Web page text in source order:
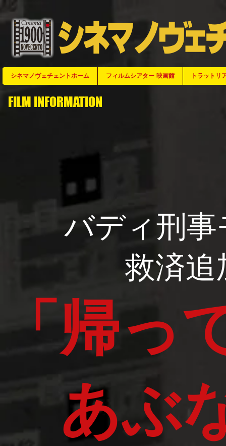
シネマノヴェチェントホーム フィルムシアター 映画館 トラット
シネマノヴェチェントホーム フィルムシアター 映画館 トラット
シネマノヴェチェントホーム フィルムシアター 映画館 トラット
シネマノヴェチェントホーム フィルムシアター 映画館 トラット
シネマノヴェチェントホーム フィルムシアター 映画館 トラット
シネマノヴェチェントホーム フィルムシアター 映画館 トラット
シネマノヴェチェントホーム フィルムシアター 映画館 トラット
シネマノヴェチェントホーム フィルムシアター 映画館 トラット
シネマノヴェチェントホーム フィルムシアター 映画館 トラット
シネマノヴェチェントホーム フィルムシアター 映画館 トラット
シネマノヴェチェントホーム フィルムシアター 映画館 トラット
シネマノヴェチェントホーム フィルムシアター 映画館 トラット
シネマノヴェチェントホーム フィルムシアター 映画館 トラット
シネマノヴェチェントホーム フィルムシアター 映画館 トラット
シネマノヴェチェントホーム フィルムシアター 映画館 トラット
シネマノヴェチェントホーム フィルムシアター 映画館 トラット
シネマノヴェチェントホーム フィルムシアター 映画館 トラット
シネマノヴェチェントホーム フィルムシアター 映画館 トラット
シネマノヴェチェントホーム フィルムシアター 映画館 トラット
シネマノヴェチェントホーム フィルムシアター 映画館 トラット
シネマノヴェチェントホーム フィルムシアター 映画館 トラット
シネマノヴェチェントホーム フィルムシアター 映画館 トラットリ
シネマノヴェチェントホーム フィルムシアター 映画館 トラット
シネマノヴェチェントホーム フィルムシアター 映画館 トラットリ
シネマノヴェチェントホーム フィルムシアター 映画館 トラットリ
バディ刑
救済追
「帰っ
あぶ
FILM INFORMATION